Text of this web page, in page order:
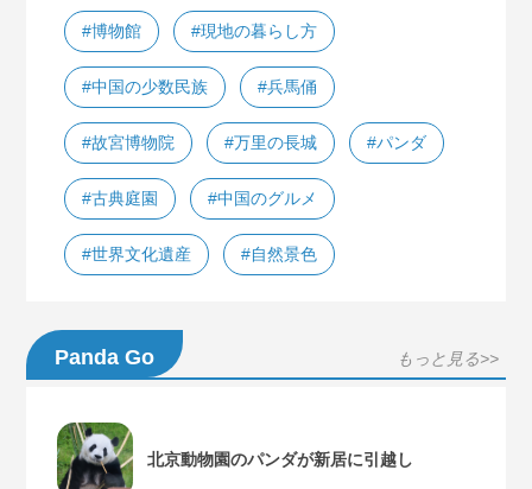
#博物館 #現地の暮らし方
#中国の少数民族 #兵馬俑
#故宮博物院 #万里の長城 #パンダ
#古典庭園 #中国のグルメ
#世界文化遺産 #自然景色
Panda Go もっと見る>>
北京動物園のパンダが新居に引越し